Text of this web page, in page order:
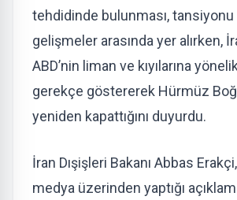
tehdidinde bulunması,
gelişmeler arasında yer alırken,
ABD’nin liman ve kıyılarına
gerekçe göstererek Hürmüz
yeniden kapattığını duyurdu.
İran Dışişleri Bakanı Abbas
medya üzerinden yaptığı